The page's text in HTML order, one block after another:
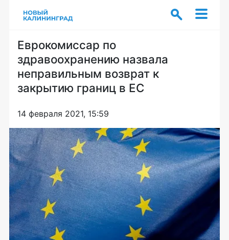
Еврокомиссар по
здравоохранению назвала
неправильным возврат к
закрытию границ в ЕС
14 февраля 2021, 15:59